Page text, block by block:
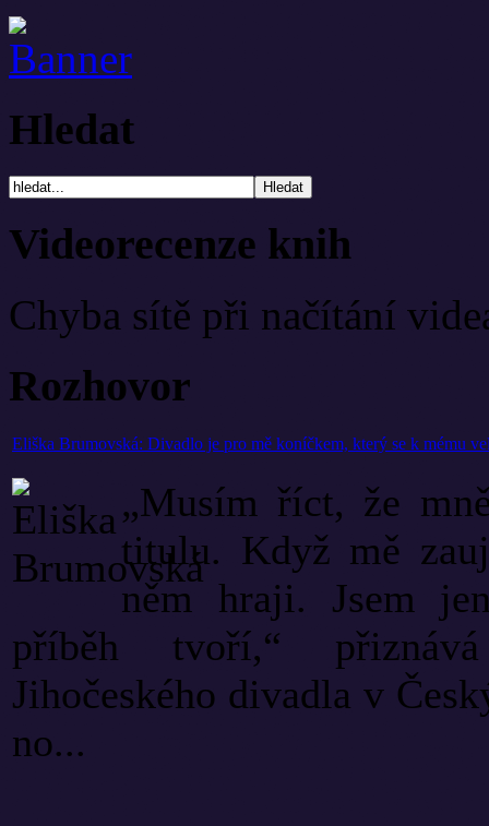
Hledat
Videorecenze knih
Chyba sítě při načítání
Rozhovor
Eliška Brumovská: Divadlo je pro mě koníčkem, který se k mému
„Musím říct, že
titulu. Když mě
něm hraji. Jsem
příběh tvoří,“
Jihočeského divadla v
no...